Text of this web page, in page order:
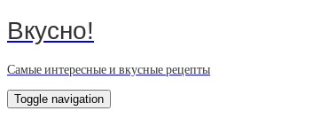
Вкусно!
Самые интересные и вкусные рецепты
Toggle navigation